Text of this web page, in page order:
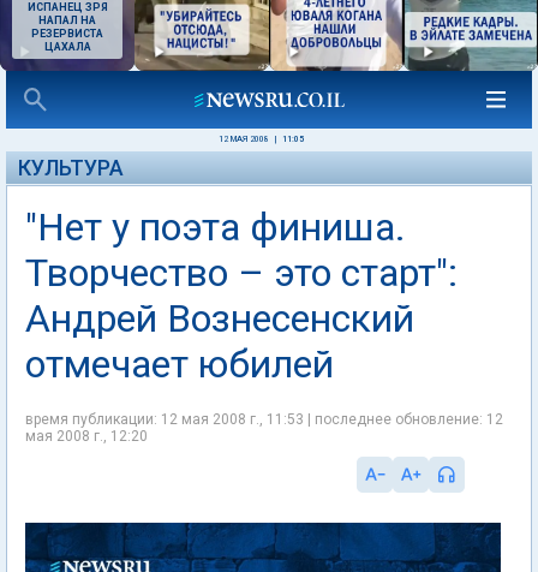
ИСПАНЕЦ ЗРЯ
НАПАЛ НА
РЕЗЕРВИСТА
ЦАХАЛА
12 МАЯ 2008 11:05
КУЛЬТУРА
"Нет у поэта финиша.
Творчество – это старт":
Андрей Вознесенский
отмечает юбилей
время публикации: 12 мая 2008 г., 11:53 | последнее обновление: 12
мая 2008 г., 12:20